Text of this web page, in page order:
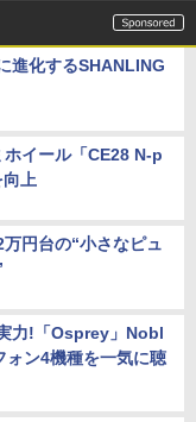
進化するSHANLING
イール「CE28 N-p
上
円台の“小さなピュ
力!「Osprey」Nobl
ン4機種を一気に聴